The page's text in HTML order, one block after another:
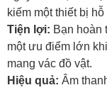
kiếm một thiết bị
Tiện lợi: Bạn hoàn
một ưu điểm lớn
mang vác đồ vật.
Hiệu quả: Âm